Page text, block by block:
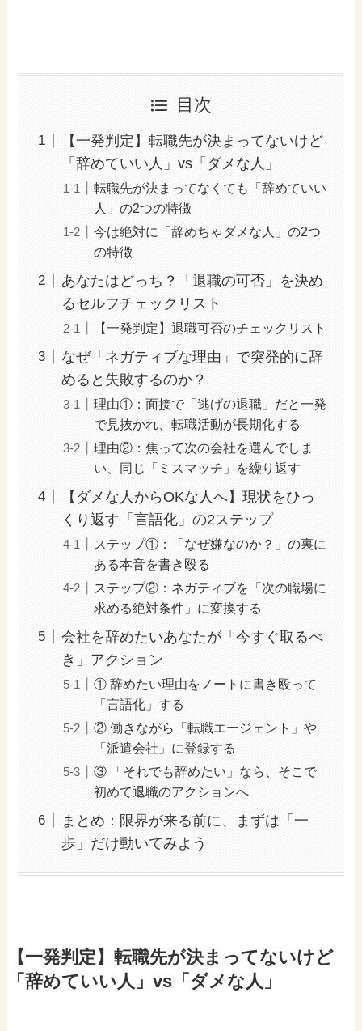
目次
【一発判定】転職先が決まってないけど
「辞めていい人」vs「ダメな人」
転職先が決まってなくても「辞めていい
人」の2つの特徴
今は絶対に「辞めちゃダメな人」の2つ
の特徴
あなたはどっち？「退職の可否」を決め
るセルフチェックリスト
【一発判定】退職可否のチェックリスト
なぜ「ネガティブな理由」で突発的に辞
めると失敗するのか？
理由①：面接で「逃げの退職」だと一発
で見抜かれ、転職活動が長期化する
理由②：焦って次の会社を選んでしま
い、同じ「ミスマッチ」を繰り返す
【ダメな人からOKな人へ】現状をひっ
くり返す「言語化」の2ステップ
ステップ①：「なぜ嫌なのか？」の裏に
ある本音を書き殴る
ステップ②：ネガティブを「次の職場に
求める絶対条件」に変換する
会社を辞めたいあなたが「今すぐ取るべ
き」アクション
① 辞めたい理由をノートに書き殴って
「言語化」する
② 働きながら「転職エージェント」や
「派遣会社」に登録する
③ 「それでも辞めたい」なら、そこで
初めて退職のアクションへ
まとめ：限界が来る前に、まずは「一
歩」だけ動いてみよう
【一発判定】転職先が決まってないけど
「辞めていい人」vs「ダメな人」